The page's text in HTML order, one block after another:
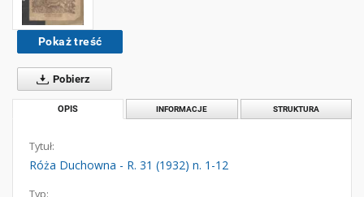
Pokaż treść
Pobierz
OPIS INFORMACJE STRUKTURA
Tytuł:
Róża Duchowna - R. 31 (1932) n. 1-12
Typ: